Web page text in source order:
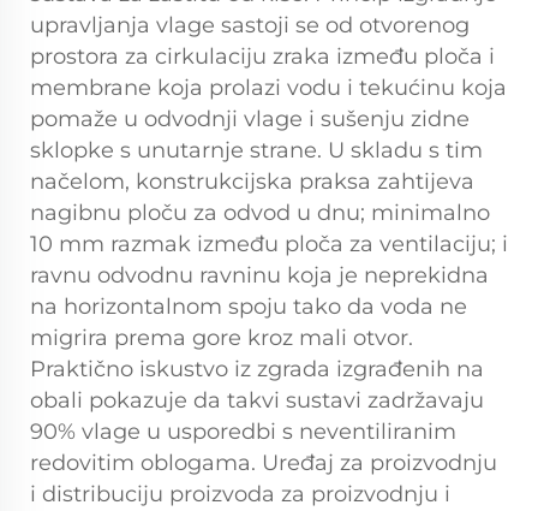
upravljanja vlage sastoji se od otvorenog
prostora za cirkulaciju zraka između ploča i
membrane koja prolazi vodu i tekućinu koja
pomaže u odvodnji vlage i sušenju zidne
sklopke s unutarnje strane. U skladu s tim
načelom, konstrukcijska praksa zahtijeva
nagibnu ploču za odvod u dnu; minimalno
10 mm razmak između ploča za ventilaciju; i
ravnu odvodnu ravninu koja je neprekidna
na horizontalnom spoju tako da voda ne
migrira prema gore kroz mali otvor.
Praktično iskustvo iz zgrada izgrađenih na
obali pokazuje da takvi sustavi zadržavaju
90% vlage u usporedbi s neventiliranim
redovitim oblogama. Uređaj za proizvodnju
i distribuciju proizvoda za proizvodnju i